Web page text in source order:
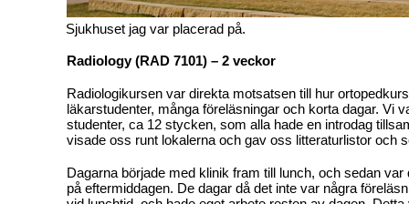
Sjukhuset jag var placerad på.
Radiology (RAD 7101) – 2 veckor
Radiologikursen var direkta motsatsen till hur
läkarstudenter, många föreläsningar och korta dagar. Vi
studenter, ca 12 stycken, som alla hade en introdag
visade oss runt lokalerna och gav oss litteraturlistor och
Dagarna började med klinik fram till lunch, och sedan var
på eftermiddagen. De dagar då det inte var några